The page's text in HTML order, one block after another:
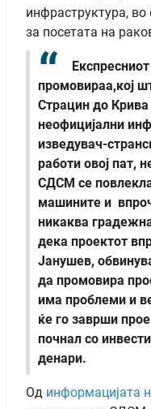
инфраструктура,
за посетата на
промовираа,кој
Страцин до
неофицијални
изведувач-
работи овој пат,
СДСМ се
машините и
никаква
дека проектот
Јанушев,
да промовира
има проблеми и
ќе го заврши
почнал со
денари.
Од информацијата